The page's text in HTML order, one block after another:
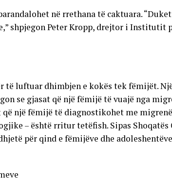
në rrethana të caktuara.
shpjegon Peter Kropp, drejtor i Institutit
të luftuar dhimbjen e kokës tek fëmijët.
se gjasat që një fëmijë të vuajë nga
që një fëmijë të diagnostikohet me
– është rritur tetëfish. Sipas Shoqatës
për qind e fëmijëve dhe